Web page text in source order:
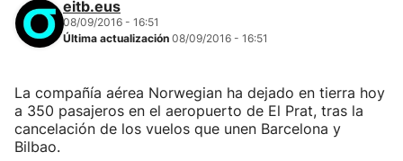
eitb.eus
08/09/2016 - 16:51
Última actualización 08/09/2016 - 16:51
La compañía aérea Norwegian ha dejado en tierra hoy
a 350 pasajeros en el aeropuerto de El Prat, tras la
cancelación de los vuelos que unen Barcelona y
Bilbao.